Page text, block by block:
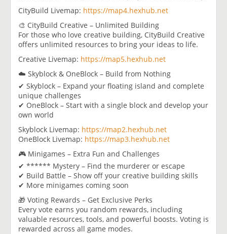
CityBuild Livemap: https://map4.hexhub.net
🎨 CityBuild Creative – Unlimited Building
For those who love creative building, CityBuild Creative
offers unlimited resources to bring your ideas to life.
Creative Livemap: https://map5.hexhub.net
☁️ Skyblock & OneBlock – Build from Nothing
✔ Skyblock – Expand your floating island and complete
unique challenges
✔ OneBlock – Start with a single block and develop your
own world
Skyblock Livemap: https://map2.hexhub.net
OneBlock Livemap: https://map3.hexhub.net
🎮 Minigames – Extra Fun and Challenges
✔ ****** Mystery – Find the murderer or escape
✔ Build Battle – Show off your creative building skills
✔ More minigames coming soon
🎁 Voting Rewards – Get Exclusive Perks
Every vote earns you random rewards, including
valuable resources, tools, and powerful boosts. Voting is
rewarded across all game modes.